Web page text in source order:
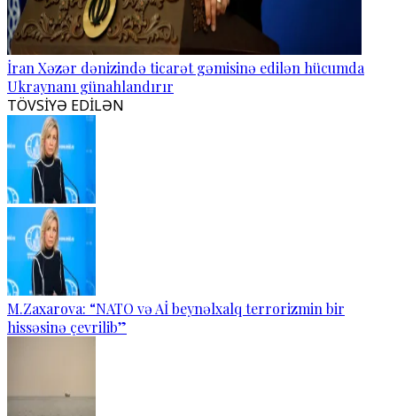
İran Xəzər dənizində ticarət gəmisinə edilən hücumda
Ukraynanı günahlandırır
TÖVSİYƏ EDİLƏN
M.Zaxarova: “NATO və Aİ beynəlxalq terrorizmin bir
hissəsinə çevrilib”